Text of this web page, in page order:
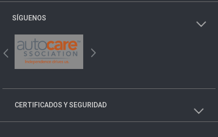
SÍGUENOS
CERTIFICADOS Y SEGURIDAD